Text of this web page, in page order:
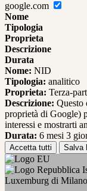
google.com
Nome
Tipologia
Proprieta
Descrizione
Durata
Nome: NID
Tipologia: analitico
Proprieta: Terza-
Descrizione: Questo
proprietà di Google)
interessi e mostrarti
Durata: 6 mesi 3
Accetta tutti Salva
Luxemburg di Milano